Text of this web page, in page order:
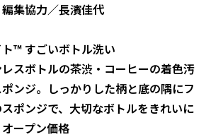
集協力／長濱佳代
™ すごいボトル洗い
スボトルの茶渋・コーヒーの着色汚
ンジ。しっかりした柄と底の隅にフ
ポンジで、大切なボトルをきれいに
ープン価格